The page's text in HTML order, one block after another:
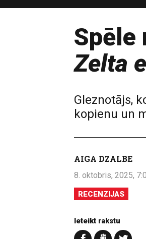
Spēle
Zelta
Gleznotājs,
kopienu un
AIGA DZALBE
8. oktobris, 2025,
RECENZIJAS
Ieteikt rakstu